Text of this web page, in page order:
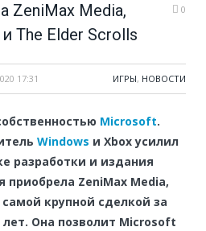
ZeniMax Media,
The Elder Scrolls
0
17:31 ИГРЫ, НОВОСТИ
Microsoft.
Windows и Xbox усилил
разработки и издания
приобрела ZeniMax Media,
крупной сделкой за
Она позволит Microsoft